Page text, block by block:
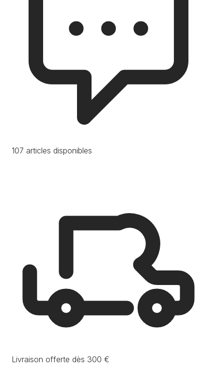
107 articles disponibles
Livraison offerte dès 300 €